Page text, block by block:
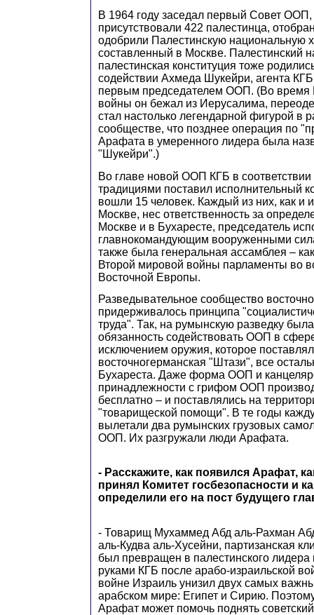
В 1964 году заседал первый Совет ООП,
присутствовали 422 палестинца,
одобрили Палестинскую национальную
составленный в Москве. Палестинский
палестинская конституция тоже
содействии Ахмеда Шукейри, агента
первым председателем ООП. (Во время
войны он бежал из Иерусалима,
стал настолько легендарной фигурой в
сообществе, что позднее операция по
Арафата в умеренного лидера была
"Шукейри".)
Во главе новой ООП КГБ в соответствии
традициями поставил исполнительный
вошли 15 человек. Каждый из них, как и
Москве, нес ответственность за
Москве и в Бухаресте, председатель
главнокомандующим вооруженными
также была генеральная ассамблея –
Второй мировой войны парламенты во
Восточной Европы.
Разведывательное сообщество
придерживалось принципа
труда". Так, на румынскую разведку
обязанность содействовать ООП в
исключением оружия, которое
восточногерманская "Штази", все
Бухареста. Даже форма ООП и
принадлежности с грифом ООП
бесплатно – и поставлялись на
"товарищеской помощи". В те годы
вылетали два румынских грузовых
ООП. Их разгружали люди Арафата.
- Расскажите, как появился Арафат,
принял Комитет госбезопасности и
определили его на пост будущего
- Товарищ Мухаммед Абд аль-Рахман
аль-Кудва аль-Хусейни, партизанская
был превращен в палестинского лидера
руками КГБ после арабо-израильской
войне Израиль унизил двух самых
арабском мире: Египет и Сирию.
Арафат может помочь поднять